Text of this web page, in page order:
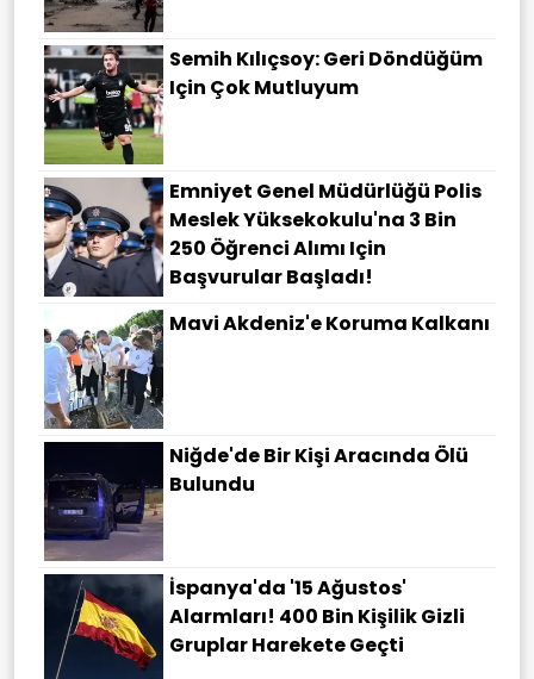
Semih Kılıçsoy: Geri Döndüğüm
Için Çok Mutluyum
Emniyet Genel Müdürlüğü Polis
Meslek Yüksekokulu'na 3 Bin
250 Öğrenci Alımı Için
Başvurular Başladı!
Mavi Akdeniz'e Koruma Kalkanı
Niğde'de Bir Kişi Aracında Ölü
Bulundu
İspanya'da '15 Ağustos'
Alarmları! 400 Bin Kişilik Gizli
Gruplar Harekete Geçti